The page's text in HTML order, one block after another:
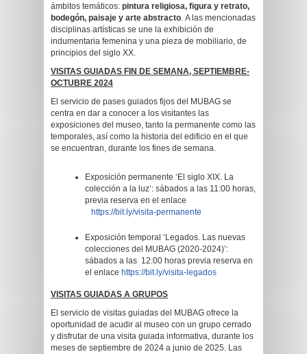
ámbitos temáticos: pintura religiosa, figura y retrato,
bodegón, paisaje y arte abstracto. A las mencionadas
disciplinas artísticas se une la exhibición de
indumentaria femenina y una pieza de mobiliario, de
principios del siglo XX.
VISITAS GUIADAS FIN DE SEMANA, SEPTIEMBRE-
OCTUBRE 2024
El servicio de pases guiados fijos del MUBAG se
centra en dar a conocer a los visitantes las
exposiciones del museo, tanto la permanente como las
temporales, así como la historia del edificio en el que
se encuentran, durante los fines de semana.
Exposición permanente ‘El siglo XIX. La
colección a la luz’: sábados a las 11:00 horas,
previa reserva en el enlace
https://bit.ly/visita-permanente
Exposición temporal ‘Legados. Las nuevas
colecciones del MUBAG (2020-2024)’:
sábados a las 12:00 horas previa reserva en
el enlace https://bit.ly/visita-legados
VISITAS GUIADAS A GRUPOS
El servicio de visitas guiadas del MUBAG ofrece la
oportunidad de acudir al museo con un grupo cerrado
y disfrutar de una visita guiada informativa, durante los
meses de septiembre de 2024 a junio de 2025. Las